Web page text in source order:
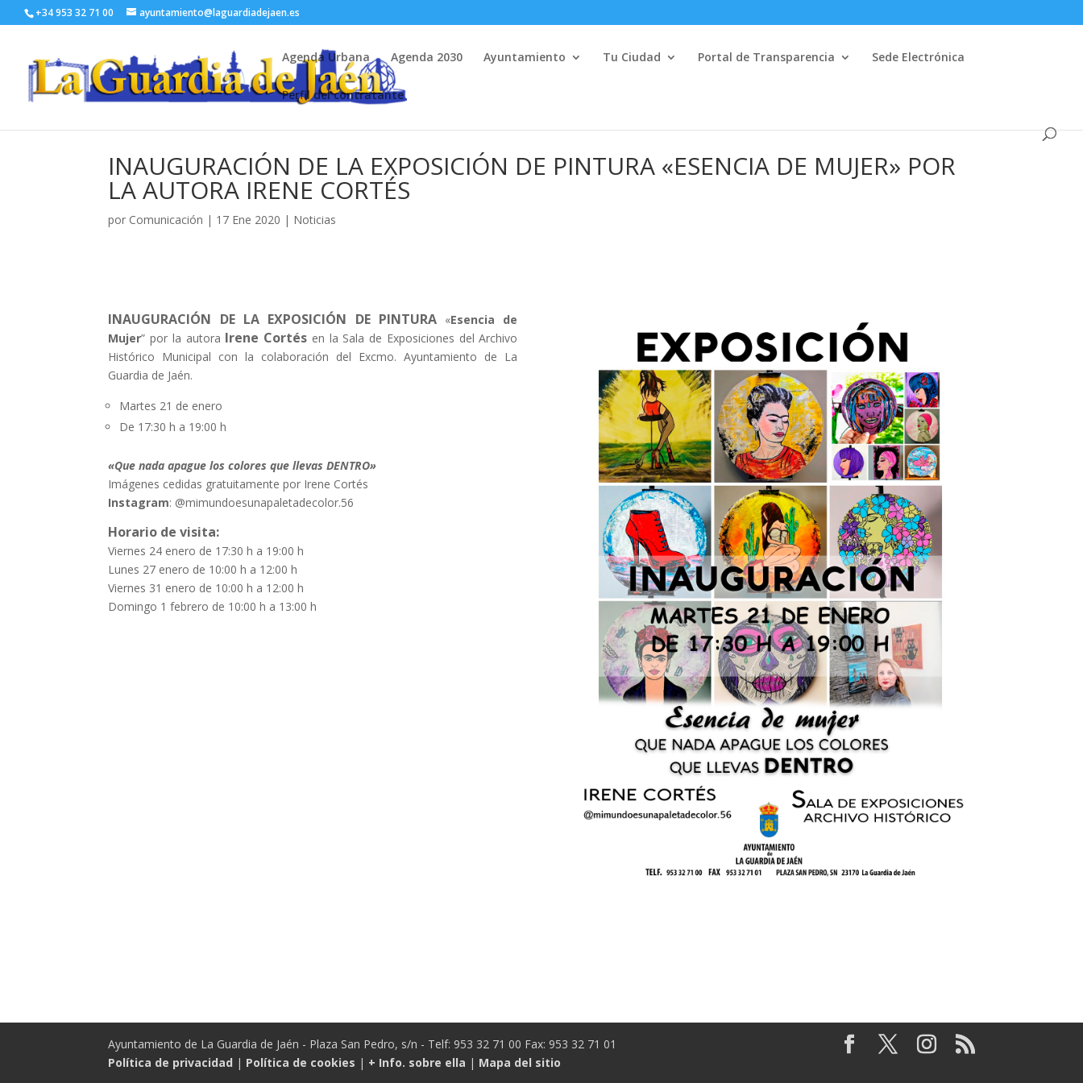
+34 953 32 71 00 ayuntamiento@laguardiadejaen.es
Agenda Urbana Agenda 2030 Ayuntamiento Tu Ciudad Portal de Transparencia Sede Electrónica
Perfil del contratante
INAUGURACIÓN DE LA EXPOSICIÓN DE PINTURA «ESENCIA DE MUJER» POR
LA AUTORA IRENE CORTÉS
por Comunicación | 17 Ene 2020 | Noticias
INAUGURACIÓN DE LA EXPOSICIÓN DE PINTURA «Esencia de
Mujer” por la autora Irene Cortés en la Sala de Exposiciones del Archivo
Histórico Municipal con la colaboración del Excmo. Ayuntamiento de La
Guardia de Jaén.
Martes 21 de enero
De 17:30 h a 19:00 h
«Que nada apague los colores que llevas DENTRO»
Imágenes cedidas gratuitamente por Irene Cortés
Instagram: @mimundoesunapaletadecolor.56
Horario de visita:
Viernes 24 enero de 17:30 h a 19:00 h
Lunes 27 enero de 10:00 h a 12:00 h
Viernes 31 enero de 10:00 h a 12:00 h
Domingo 1 febrero de 10:00 h a 13:00 h
Ayuntamiento de La Guardia de Jaén - Plaza San Pedro, s/n - Telf: 953 32 71 00 Fax: 953 32 71 01
Política de privacidad | Política de cookies | + Info. sobre ella | Mapa del sitio